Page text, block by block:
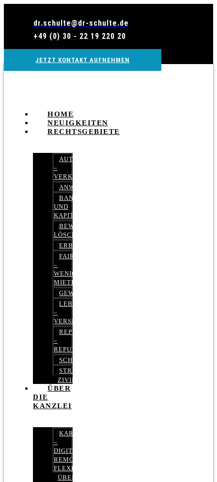
dr.schulte@dr-schulte.de
+49 (0) 30 - 22 19 220 20
JETZT KONTAKT AUFNEHMEN
HOME
NEUIGKEITEN
RECHTSGEBIETE
AUTOBETRUG
–
VERKEHRSRECHT
ANWALTSHAFTUNGSRECHT
BANK-
UND
KAPITALMARKTRECHT
BEWERTUNGEN
LÖSCHEN
ERBRECHT
FAIRMIETEN
–
WENIGER
MIETE
GEWERBERECHT
LEBENSVERSICHERUNG
–
VERSICHERUNGSRECHT
REPUTATIONSRECHT
–
REPUTATIONSMANAGEMENT
SCHUFARECHT
STRAFRECHT
ZIVILRECHT
ÜBER
DIE
KANZLEI
KARRIERE
–
DIGITAL,
REMOTE,
FLEXIBEL
ÜBER